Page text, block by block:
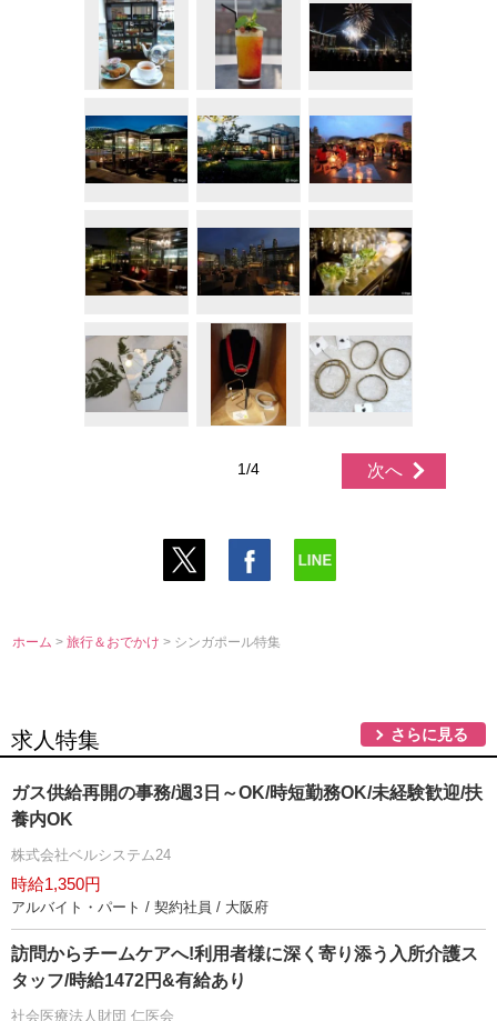
次へ
1/4
ホーム >旅行＆おでかけ> シンガポール特集
求人特集 さらに見る
ガス供給再開の事務/週3日～OK/時短勤務OK/未経験歓迎/扶
養内OK
株式会社ベルシステム24
時給1,350円
アルバイト・パート / 契約社員 / 大阪府
訪問からチームケアへ!利用者様に深く寄り添う入所介護ス
タッフ/時給1472円&有給あり
社会医療法人財団 仁医会